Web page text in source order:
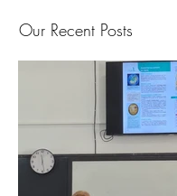
Our Recent Posts